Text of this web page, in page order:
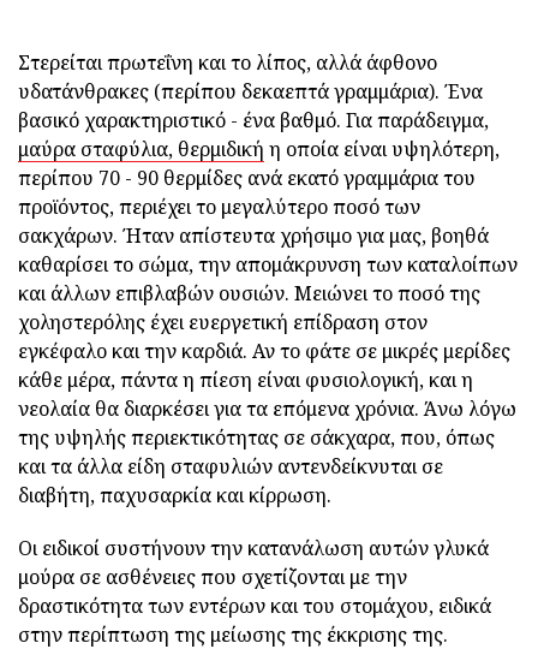
Στερείται πρωτεΐνη και το λίπος, αλλά άφθονο
υδατάνθρακες (περίπου δεκαεπτά γραμμάρια). Ένα
βασικό χαρακτηριστικό - ένα βαθμό. Για παράδειγμα,
μαύρα σταφύλια, θερμιδική η οποία είναι υψηλότερη,
περίπου 70 - 90 θερμίδες ανά εκατό γραμμάρια του
προϊόντος, περιέχει το μεγαλύτερο ποσό των
σακχάρων. Ήταν απίστευτα χρήσιμο για μας, βοηθά
καθαρίσει το σώμα, την απομάκρυνση των καταλοίπων
και άλλων επιβλαβών ουσιών. Μειώνει το ποσό της
χοληστερόλης έχει ευεργετική επίδραση στον
εγκέφαλο και την καρδιά. Αν το φάτε σε μικρές μερίδες
κάθε μέρα, πάντα η πίεση είναι φυσιολογική, και η
νεολαία θα διαρκέσει για τα επόμενα χρόνια. Άνω λόγω
της υψηλής περιεκτικότητας σε σάκχαρα, που, όπως
και τα άλλα είδη σταφυλιών αντενδείκνυται σε
διαβήτη, παχυσαρκία και κίρρωση.
Οι ειδικοί συστήνουν την κατανάλωση αυτών γλυκά
μούρα σε ασθένειες που σχετίζονται με την
δραστικότητα των εντέρων και του στομάχου, ειδικά
στην περίπτωση της μείωσης της έκκρισης της.